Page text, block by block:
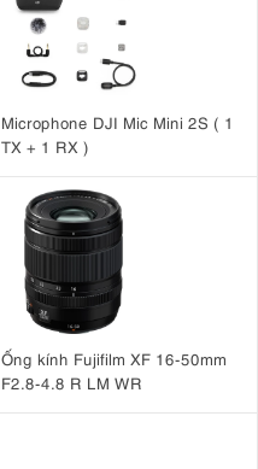
Microphone DJI Mic Mini 2S ( 1
TX + 1 RX )
Ống kính Fujifilm XF 16-50mm
F2.8-4.8 R LM WR